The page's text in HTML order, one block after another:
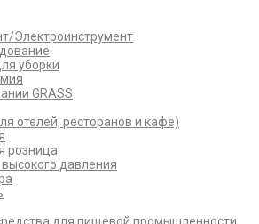
Электроинструмент
уборки
GRASS
отелей, ресторанов и кафе)
розница
давления